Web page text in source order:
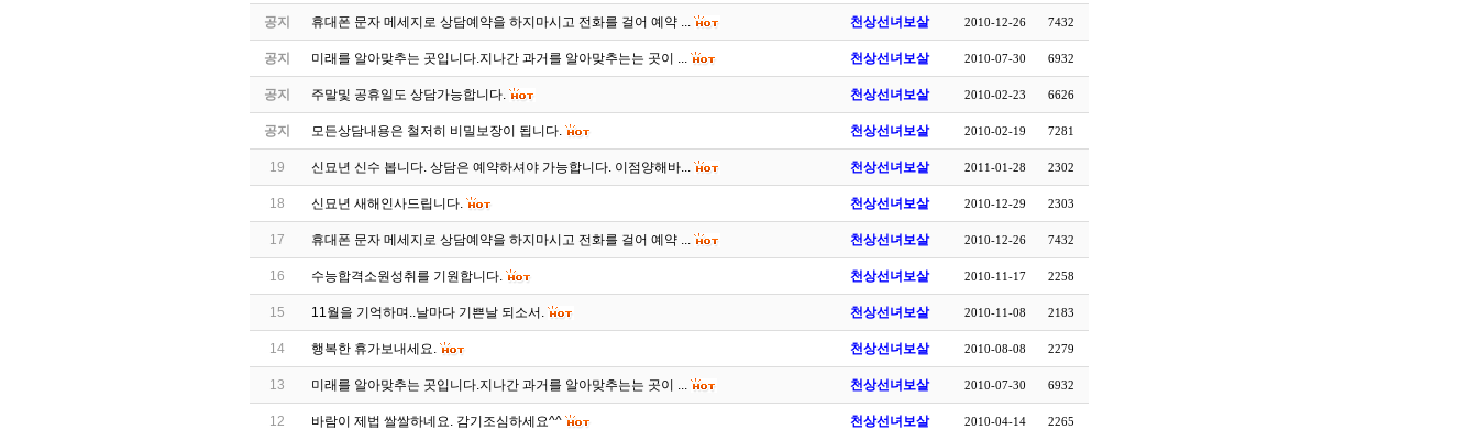
공지 휴대폰 문자 메세지로 상담예약을 하지마시고 전화를 걸어 예약 ... 천상선녀보살 2010-12-26 7432
공지 미래를 알아맞추는 곳입니다.지나간 과거를 알아맞추는는 곳이 ... 천상선녀보살 2010-07-30 6932
공지 주말및 공휴일도 상담가능합니다. 천상선녀보살 2010-02-23 6626
공지 모든상담내용은 철저히 비밀보장이 됩니다. 천상선녀보살 2010-02-19 7281
19 신묘년 신수 봅니다. 상담은 예약하셔야 가능합니다. 이점양해바... 천상선녀보살 2011-01-28 2302
18 신묘년 새해인사드립니다. 천상선녀보살 2010-12-29 2303
17 휴대폰 문자 메세지로 상담예약을 하지마시고 전화를 걸어 예약 ... 천상선녀보살 2010-12-26 7432
16 수능합격소원성취를 기원합니다. 천상선녀보살 2010-11-17 2258
15 11월을 기억하며..날마다 기쁜날 되소서. 천상선녀보살 2010-11-08 2183
14 행복한 휴가보내세요. 천상선녀보살 2010-08-08 2279
13 미래를 알아맞추는 곳입니다.지나간 과거를 알아맞추는는 곳이 ... 천상선녀보살 2010-07-30 6932
12 바람이 제법 쌀쌀하네요. 감기조심하세요^^ 천상선녀보살 2010-04-14 2265